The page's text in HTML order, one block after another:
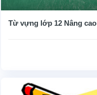
Từ vựng lớp 12 Nâng cao